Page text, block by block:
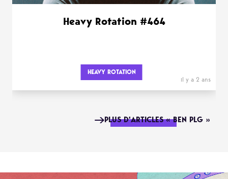
Heavy Rotation #464
HEAVY ROTATION
il y a 2 ans
PLUS D'ARTICLES « BEN PLG »